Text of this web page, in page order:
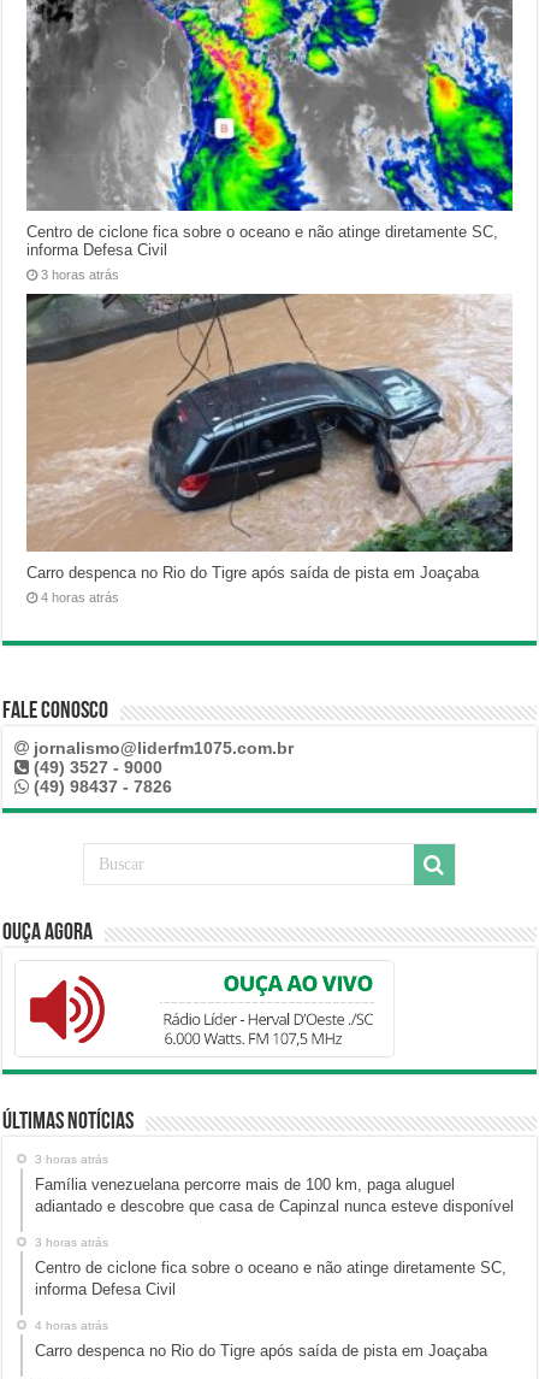
Centro de ciclone fica sobre o oceano e não atinge diretamente SC,
informa Defesa Civil
3 horas atrás
Carro despenca no Rio do Tigre após saída de pista em Joaçaba
4 horas atrás
Fale Conosco
jornalismo@liderfm1075.com.br
(49) 3527 - 9000
(49) 98437 - 7826
Ouça Agora
Últimas Notícias
3 horas atrás
Família venezuelana percorre mais de 100 km, paga aluguel
adiantado e descobre que casa de Capinzal nunca esteve disponível
3 horas atrás
Centro de ciclone fica sobre o oceano e não atinge diretamente SC,
informa Defesa Civil
4 horas atrás
Carro despenca no Rio do Tigre após saída de pista em Joaçaba